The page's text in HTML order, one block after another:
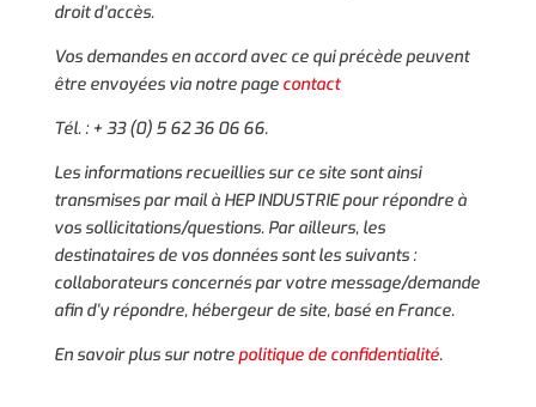
droit d’accès.
Vos demandes en accord avec ce qui précède peuvent
être envoyées via notre page contact
Tél. : + 33 (0) 5 62 36 06 66.
Les informations recueillies sur ce site sont ainsi
transmises par mail à HEP INDUSTRIE pour répondre à
vos sollicitations/questions. Par ailleurs, les
destinataires de vos données sont les suivants :
collaborateurs concernés par votre message/demande
afin d’y répondre, hébergeur de site, basé en France.
En savoir plus sur notrepolitique de confidentialité.